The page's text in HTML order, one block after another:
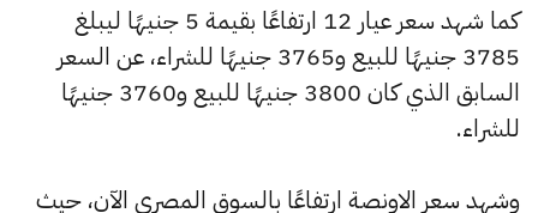
كما شهد سعر عيار 12 ارتفاعًا بقيمة 5 جنيهًا ليبلغ
3785 جنيهًا للبيع و3765 جنيهًا للشراء، عن السعر
السابق الذي كان 3800 جنيهًا للبيع و3760 جنيهًا
للشراء.
وشهد سعر الاونصة ارتفاعًا بالسوق المصري الآن، حيث